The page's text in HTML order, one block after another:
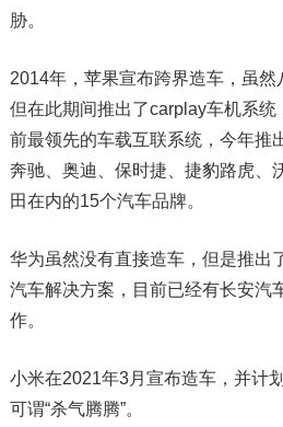
胁。
2014年，苹果宣布跨界造车，虽然
但在此期间推出了carplay车机系统
前最领先的车载互联系统，今年推
奔驰、奥迪、保时捷、捷豹路虎、
田在内的15个汽车品牌。
华为虽然没有直接造车，但是推出
汽车解决方案，目前已经有长安汽
作。
小米在2021年3月宣布造车，并计
可谓“杀气腾腾”。